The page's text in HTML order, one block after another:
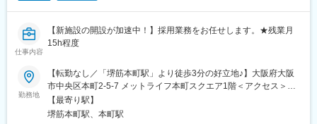
仕事内容
【新施設の開設が加速中！】採用業務をお任せします。★残業月
15h程度
勤務地
【転勤なし／「堺筋本町駅」より徒歩3分の好立地♪】大阪府大阪
市中央区本町2-5-7 メットライフ本町スクエア1階＜アクセス＞・
大阪メトロ中央線「堺筋本町駅」より徒歩3分・大阪メトロ御堂筋
本線「本町駅」より徒歩4分※受動喫煙対策：屋内全面禁煙
【最寄り駅】
堺筋本町駅、本町駅